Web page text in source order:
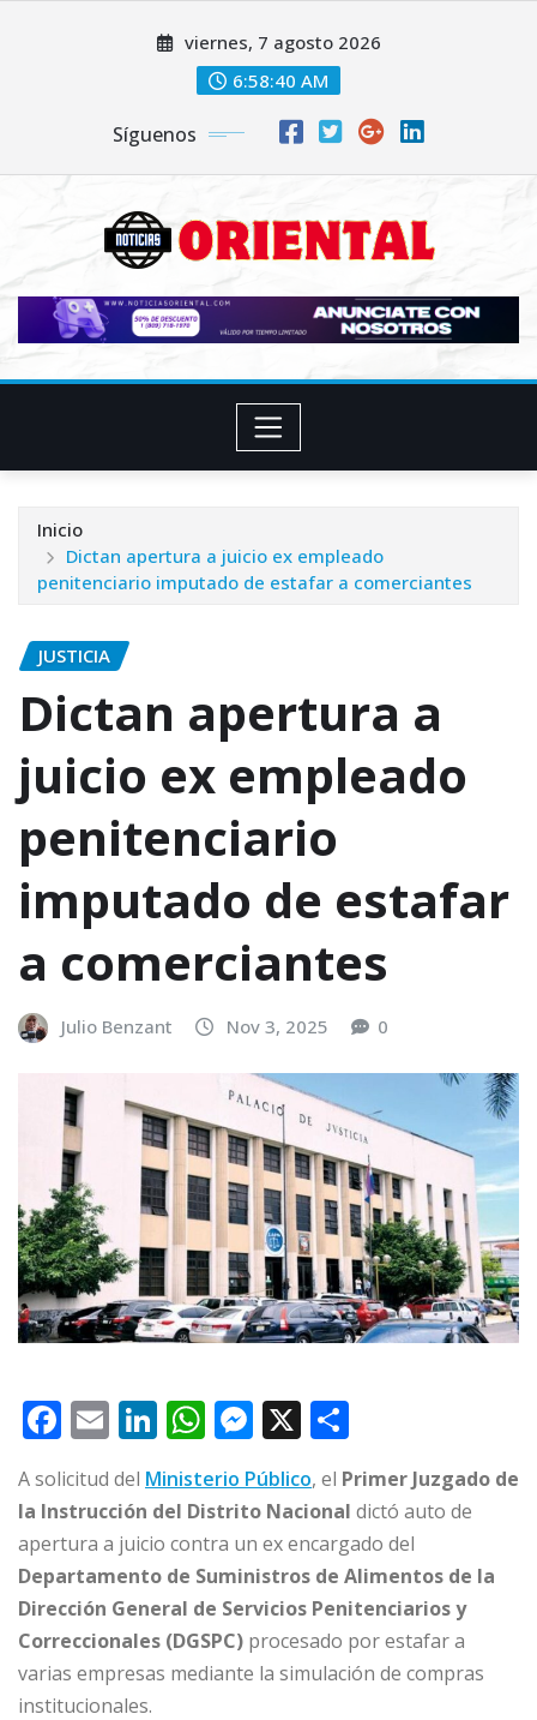
viernes, 7 agosto 2026
6:58:41 AM
Síguenos
Inicio
Dictan apertura a juicio ex empleado
penitenciario imputado de estafar a comerciantes
JUSTICIA
Dictan apertura a
juicio ex empleado
penitenciario
imputado de estafar
a comerciantes
Julio Benzant Nov 3, 2025 0
F
a
c
e
b
o
o
k
E
m
ai
l
Li
n
k
e
dI
n
W
h
at
s
A
p
p
M
e
ss
e
n
g
e
r
X
o
m
p
ar
ti
r
A solicitud del Ministerio Público, el Primer Juzgado de
la Instrucción del Distrito Nacional dictó auto de
apertura a juicio contra un ex encargado del
Departamento de Suministros de Alimentos de la
Dirección General de Servicios Penitenciarios y
Correccionales (DGSPC) procesado por estafar a
varias empresas mediante la simulación de compras
institucionales.